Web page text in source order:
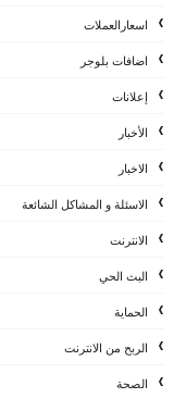
اسعارالعملات
اضافات بلوجر
إعلانات
الأخبار
الاخبار
الاسئلة و المشاكل الشائعة
الانترنت
البث الحي
الحماية
الربح من الانترنت
الصحة